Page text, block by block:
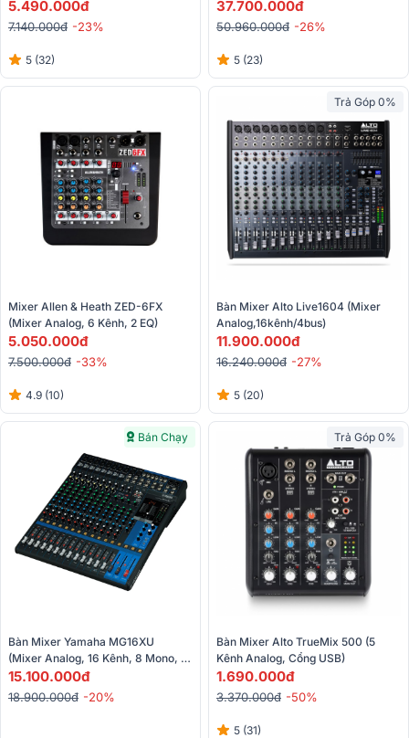
USB, Ghi Âm)
5.490.000đ
7.140.000đ -23%
5 (32)
37.700.000đ
50.960.000đ -26%
5 (23)
Mixer Allen & Heath ZED-6FX
(Mixer Analog, 6 Kênh, 2 EQ)
5.050.000đ
7.500.000đ -33%
4.9 (10)
Trả Góp 0%
Bàn Mixer Alto Live1604 (Mixer
Analog,16kênh/4bus)
11.900.000đ
16.240.000đ -27%
5 (20)
Bán Chạy
Bàn Mixer Yamaha MG16XU
(Mixer Analog, 16 Kênh, 8 Mono, 4
Stereo)
15.100.000đ
18.900.000đ -20%
Trả Góp 0%
Bàn Mixer Alto TrueMix 500 (5
Kênh Analog, Cổng USB)
1.690.000đ
3.370.000đ -50%
5 (31)